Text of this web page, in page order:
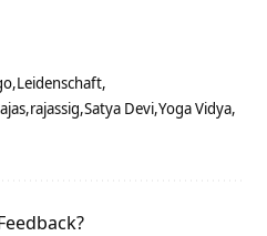
Leidenschaft
rajassig Satya Devi Yoga Vidya